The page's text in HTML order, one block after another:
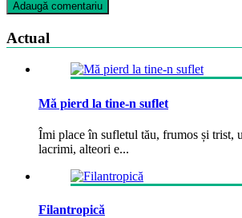
Actual
Mă pierd la tine-n suflet
Îmi place în sufletul tău, frumos și trist,
lacrimi, alteori e...
Filantropică